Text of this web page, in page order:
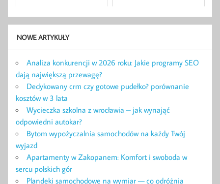
NOWE ARTYKUŁY
Analiza konkurencji w 2026 roku: Jakie programy SEO
dają największą przewagę?
Dedykowany crm czy gotowe pudełko? porównanie
kosztów w 3 lata
Wycieczka szkolna z wrocławia – jak wynająć
odpowiedni autokar?
Bytom wypożyczalnia samochodów na każdy Twój
wyjazd
Apartamenty w Zakopanem: Komfort i swoboda w
sercu polskich gór
Plandeki samochodowe na wymiar — co odróżnia